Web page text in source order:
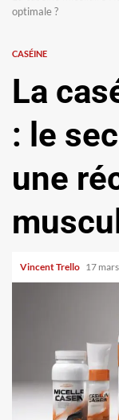
optimale ?
CASÉINE
La
: le
une
Vincent Trello 17